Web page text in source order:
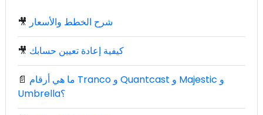
🎥 شرح الخطط والأسعار
🎥 كيفية إعادة تعيين حسابك
📄 ما هي أرقام Tranco و Quantcast و Majestic و
Umbrella؟